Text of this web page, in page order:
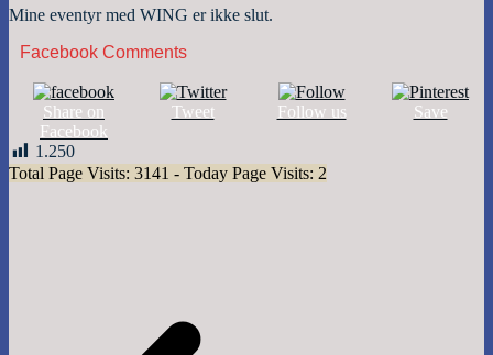
Mine eventyr med WING er ikke slut.
Facebook Comments
Share on
Facebook
Tweet Follow us Save
1.250
Total Page Visits: 3141 - Today Page Visits: 2